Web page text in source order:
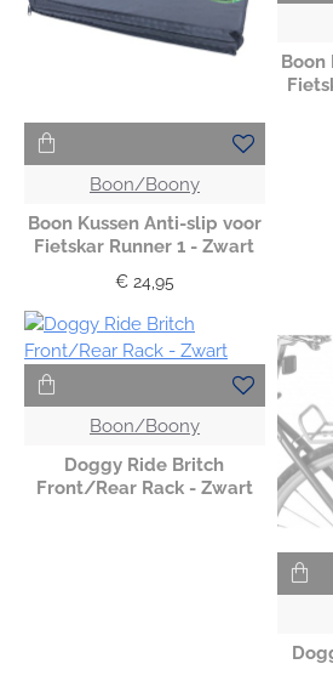
Boon/Boony
Boon Kussen Anti-slip voor
Fietskar Runner 1 - Zwart
€ 24,95
Boon
Boon/Boony
Doggy Ride Britch
Front/Rear Rack - Zwart